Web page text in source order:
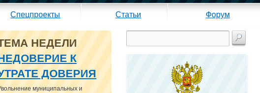
Спецпроекты Статьи Форум
НЕДЕЛИ
К
ДОВЕРИЯ
муниципальных и